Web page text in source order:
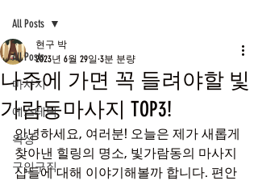
All Posts
마사지
에스테틱
왁싱
구인구직
All Posts
나주에 가면 꼭 들려야할 빛
가람동마사지 TOP3!
현구 박
2023년 6월 29일 3분 분량
안녕하세요, 여러분! 오늘은 제가 새롭게
찾아낸 힐링의 명소, 빛가람동의 마사지
샵들에 대해 이야기해볼까 합니다. 편안